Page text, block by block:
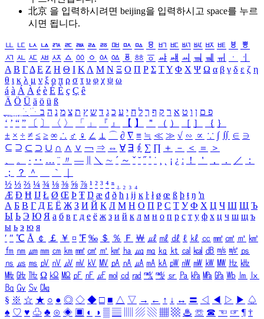
北京 을 입력하시려면 beijing을 입력하시고 space를 누르
시면 됩니다.
ㅥ ㅦ ㅧ ㅨ ㅩ ㅪ ㅫ ㅬ ㅭ ㅮ ㅯ ㅰ ㅱ ㅲ ㅳ ㅴ ㅵ ㅶ ㅷ ㅸ
ㅹ
ㅺ ㅻ ㅼ ㅽ ㅾ ㅿ ㆀ ㆁ ㆂ ㆃ ㆄ ㆅ ㆆ ㆇ ㆈ ㆉ ㆊ ㆋ ㆌ ㆍ
ㆎ
Α Β ΓΔ Ε Ζ Η Θ Ι ΚΛ Μ Ν Ξ Ο Π Ρ Σ ΤΥ Φ Χ Ψ Ω α β γ δ ε ζ η
θ ι κ λ μ ν ξ ο π ρ σ τ υ φ χ ψ ω
á à Á À é è É È ç Ç ê
Ä Ö Ü ä ö ü ß
ִֶֹ ֻּ ׁׂ פ ם ן ו ט א ר ק ף ך ל ח י ע כ ג ד ש ץ ת צ מ נ ה ב
‘ ’ “ ” 〔 〕 〈 〉 「 」 『 』 【 】 ＂ （ ） ［ ］ ｛ ｝
± × ÷ ≠ ≤ ≥ ∞ ∴ ♂ ♀ ∠ ⊥ ⌒ ∂ ∇ ≡ ≒ ≪ ≫ √ ∽ ∝ ∵ ∫ ∬ ∈ ∋
⊆ ⊇ ⊂ ⊃ ∪ ∩ ∧ ∨ ￢ ⇒ ⇔ ∀ ∃ ∮ ∑ ∏ ＋ － ＜ ＝
＞
、
。 · ‥ … ¨ 〃 ― ＼ ∼ ´ ～ ˇ ˘ ˝ ˚ ˙ ¸ ¡ ¿ ː ！ ＇ ， ． ／
：
；
？ ＾ ｀
½ ⅓ ⅔ ¼ ¾ ⅛ ⅜ ⅝ ⅞ ¹ ² ³ ⁴ ⁿ ₁ ₂ ₃ ₄
Æ Ð Ħ Ĳ Ł Ø Œ Þ Ŧ Ŋ æ đ ð ħ ı ĳ ĸ ŀ ł ø œ ß þ ŧ ŋ ŉ
А Б В Г Д Е Ё Ж З И Й К Л М Н О П Р С Т У Ф Х Ц Ч Ш Щ Ъ
Ы Ь Э Ю Я а б в г д е ё ж з и й к л м н о п р с т у ф х ц ч ш щ ъ
ы ь э ю я
′ ″ ℃ Å ￠ ￡ ￥ ¤ ℉ ‰ ＄ ％ Ｆ ￦ ㎕ ㎖ ㎗ ℓ ㎘ ㏄ ㎣ ㎤ ㎥ ㎦
㎙ ㎚ ㎛ ㎜ ㎝ ㎞ ㎟ ㎠ ㎡ ㎢ ㏊ ㎍ ㎎ ㎏ ㏏ ㎈ ㎉ ㏈ ㎧ ㎨ ㎰
㎱ ㎲ ㎳ ㎴ ㎵ ㎶ ㎷ ㎸ ㎹ ㎀ ㎁ ㎂ ㎃ ㎄ ㎺ ㎻ ㎽ ㎾ ㎿ ㎐ ㎑
㎒ ㎓ ㎔ Ω ㏀ ㏁ ㎊ ㎋ ㎌ ㏖ ㏅ ㎭ ㎮ ㎯ ㏛ ㎩ ㎪ ㎫ ㎬ ㏝ ㏐
㏓
㏃ ㏉ ㏜ ㏆
§ ※ ☆ ★ ○ ● ◎ ◇ ◆ □ ■ △ ▽ → ← ↑ ↓ ↔ 〓 ◁ ◀ ▷ ▶ ♤
♠ ♡ ♥ ♧ ♣ ⊙ ◈ ▣ ◐ ◑ ▒ ▤ ▨ ▧ ▦ ▩ ♨ ☏ ☎ ☜ ☞ ¶ †